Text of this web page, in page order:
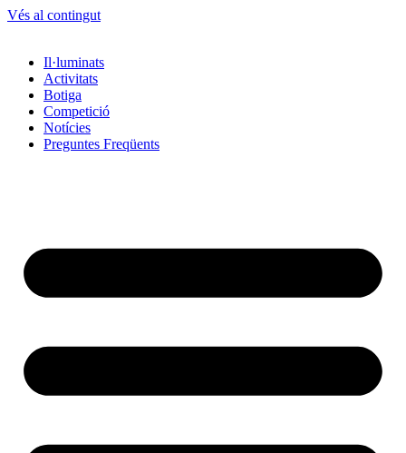
Vés al contingut
Il·luminats
Activitats
Botiga
Competició
Notícies
Preguntes Freqüents